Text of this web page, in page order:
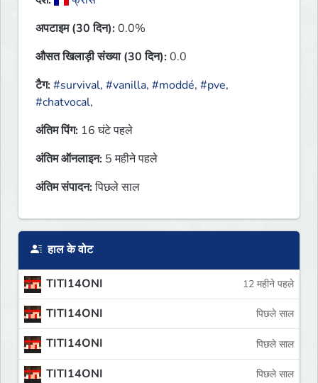
अपटाइम (30 दिन):0.0%
औसत खिलाड़ी संख्या (30 दिन):0.0
टैग:#survival, #vanilla, #moddé, #pve,
#chatvocal,
अंतिम पिंग: 16 घंटे पहले
अंतिम ऑनलाइन: 5 महीने पहले
अंतिम संपादन:पिछले साल
हाल के वोट
TITI14ONI 12 महीने पहले
TITI14ONI पिछले साल
TITI14ONI पिछले साल
TITI14ONI पिछले साल